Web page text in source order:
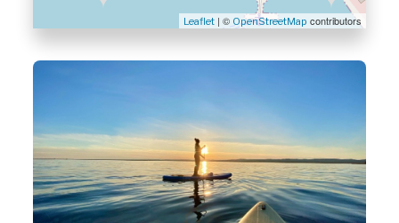
Leaflet| © OpenStreetMap contributors